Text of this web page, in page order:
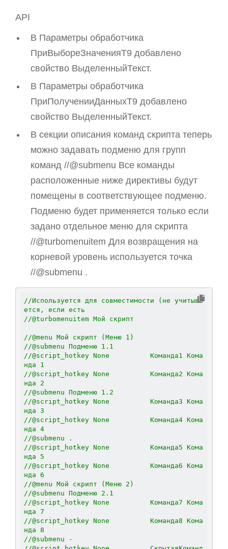
API
В Параметры обработчика
ПриВыбореЗначенияТ9 добавлено
свойство ВыделенныйТекст.
В Параметры обработчика
ПриПолученииДанныхТ9 добавлено
свойство ВыделенныйТекст.
В секции описания команд скрипта теперь
можно задавать подменю для групп
команд //@submenu Все команды
расположенные ниже директивы будут
помещены в соответствующее подменю.
Подменю будет применяется только если
задано отдельное меню для скрипта
//@turbomenuitem Для возвращения на
корневой уровень используется точка
//@submenu .
//Используется для совместимости (не учитыва
ется, если есть
//@turbomenuitem Мой скрипт
//@menu Мой скрипт (Меню 1)
//@submenu Подменю 1.1
//@script_hotkey None          Команда1 Кома
нда 1
//@script_hotkey None          Команда2 Кома
нда 2
//@submenu Подменю 1.2
//@script_hotkey None          Команда3 Кома
нда 3
//@script_hotkey None          Команда4 Кома
нда 4
//@submenu .
//@script_hotkey None          Команда5 Кома
нда 5
//@script_hotkey None          Команда6 Кома
нда 6
//@menu Мой скрипт (Меню 2)
//@submenu Подменю 2.1
//@script_hotkey None          Команда7 Кома
нда 7
//@script_hotkey None          Команда8 Кома
нда 8
//@submenu -